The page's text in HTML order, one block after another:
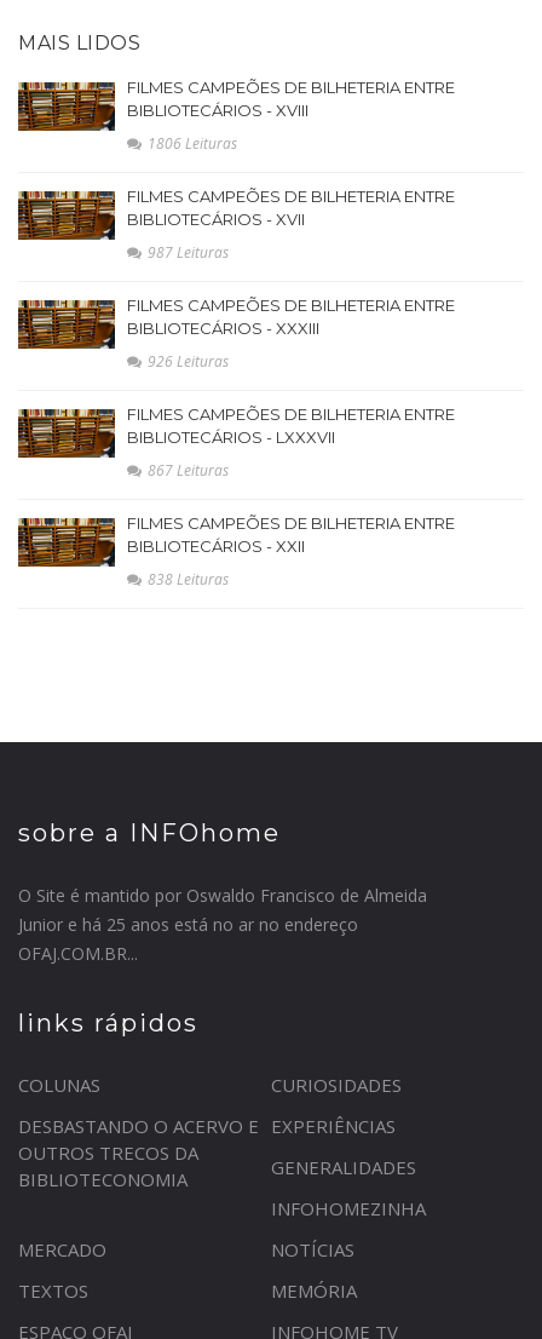
MAIS LIDOS
FILMES CAMPEÕES DE BILHETERIA ENTRE
BIBLIOTECÁRIOS - XVIII
1806 Leituras
FILMES CAMPEÕES DE BILHETERIA ENTRE
BIBLIOTECÁRIOS - XVII
987 Leituras
FILMES CAMPEÕES DE BILHETERIA ENTRE
BIBLIOTECÁRIOS - XXXIII
926 Leituras
FILMES CAMPEÕES DE BILHETERIA ENTRE
BIBLIOTECÁRIOS - LXXXVII
867 Leituras
FILMES CAMPEÕES DE BILHETERIA ENTRE
BIBLIOTECÁRIOS - XXII
838 Leituras
sobre a INFOhome
O Site é mantido por Oswaldo Francisco de Almeida
Junior e há 25 anos está no ar no endereço
OFAJ.COM.BR...
links rápidos
COLUNAS
CURIOSIDADES
DESBASTANDO O ACERVO E
OUTROS TRECOS DA
BIBLIOTECONOMIA
EXPERIÊNCIAS
GENERALIDADES
INFOHOMEZINHA
MERCADO
NOTÍCIAS
TEXTOS
MEMÓRIA
ESPAÇO OFAJ
INFOHOME TV